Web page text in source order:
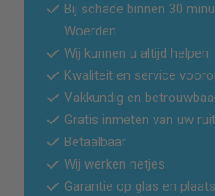
Bij schade binnen 30
Woerden
Wij kunnen u altijd helpen
Kwaliteit en service
Vakkundig en
Gratis inmeten van uw ruit
Betaalbaar
Wij werken netjes
Garantie op glas en